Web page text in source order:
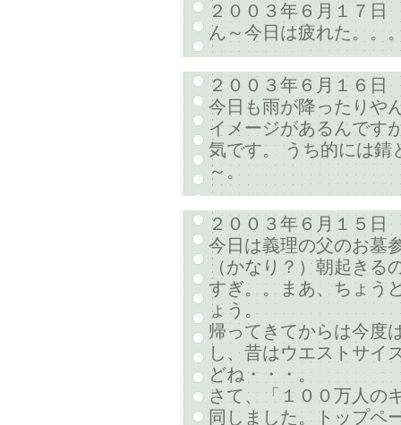
２００３年６月１７日
ん～今日は疲れた。。
２００３年６月１６日
今日も雨が降ったりや
イメージがあるんです
気です。 うち的には錆
～。
２００３年６月１５日
今日は義理の父のお墓
（かなり？）朝起きる
すぎ。。まあ、ちょう
ょう。
帰ってきてからは今度
し、昔はウエストサイ
どね・・・。
さて、「１００万人の
同しました。トップペ